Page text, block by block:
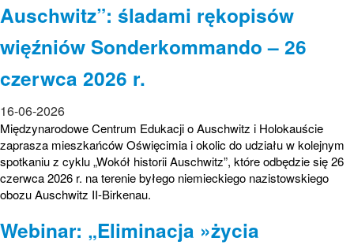
Auschwitz”: śladami rękopisów
więźniów Sonderkommando – 26
czerwca 2026 r.
16-06-2026
Międzynarodowe Centrum Edukacji o Auschwitz i Holokauście
zaprasza mieszkańców Oświęcimia i okolic do udziału w kolejnym
spotkaniu z cyklu „Wokół historii Auschwitz”, które odbędzie się 26
czerwca 2026 r. na terenie byłego niemieckiego nazistowskiego
obozu Auschwitz II-Birkenau.
Webinar: „Eliminacja »życia